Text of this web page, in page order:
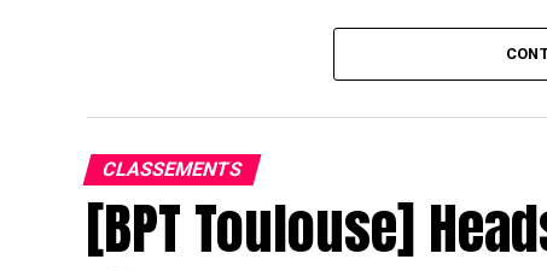
Assis devant une tonne, Sofian remporte le trophée du BPT
CLASSEMENTS
[BPT Toulouse]